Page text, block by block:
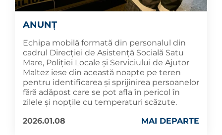
ANUNȚ
Echipa mobilă formată din personalul din
cadrul Direcției de Asistență Socială Satu
Mare, Poliției Locale și Serviciului de Ajutor
Maltez iese din această noapte pe teren
pentru identificarea și sprijinirea persoanelor
fără adăpost care se pot afla în pericol în
zilele și nopțile cu temperaturi scăzute.
2026.01.08
MAI DEPARTE